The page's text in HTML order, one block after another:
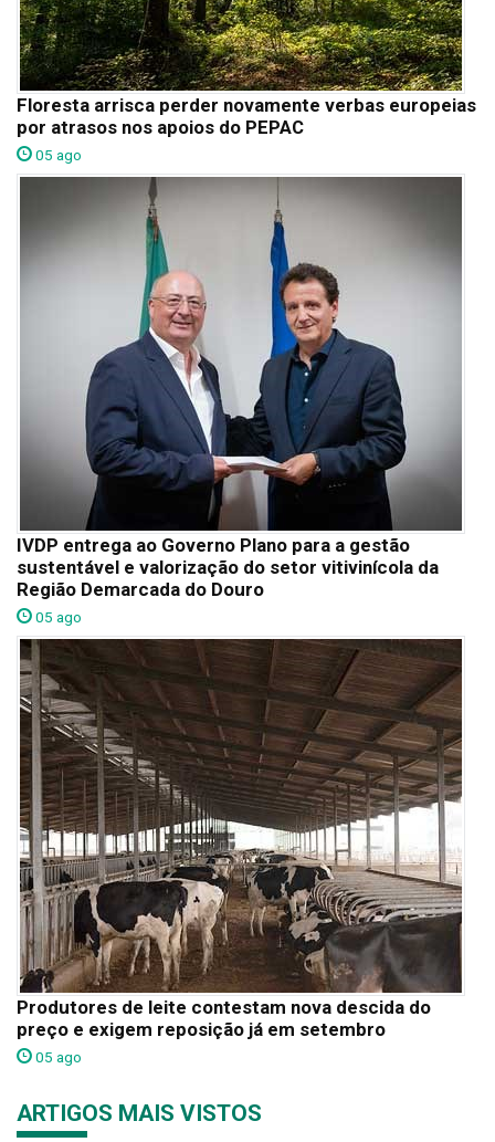
Floresta arrisca perder novamente verbas europeias
por atrasos nos apoios do PEPAC
05 ago
IVDP entrega ao Governo Plano para a gestão
sustentável e valorização do setor vitivinícola da
Região Demarcada do Douro
05 ago
Produtores de leite contestam nova descida do
preço e exigem reposição já em setembro
05 ago
ARTIGOS MAIS VISTOS